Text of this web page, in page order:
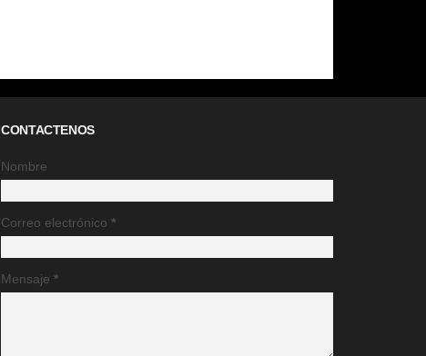
CONTACTENOS
Nombre
Correo electrónico*
Mensaje*